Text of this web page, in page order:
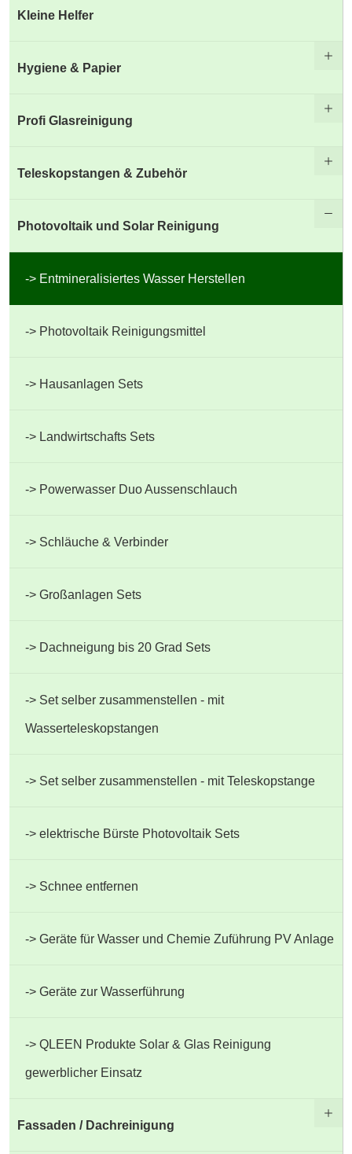
Kleine Helfer
Hygiene & Papier
Profi Glasreinigung
Teleskopstangen & Zubehör
Photovoltaik und Solar Reinigung
Entmineralisiertes Wasser Herstellen
Photovoltaik Reinigungsmittel
Hausanlagen Sets
Landwirtschafts Sets
Powerwasser Duo Aussenschlauch
Schläuche & Verbinder
Großanlagen Sets
Dachneigung bis 20 Grad Sets
Set selber zusammenstellen - mit
Wasserteleskopstangen
Set selber zusammenstellen - mit Teleskopstange
elektrische Bürste Photovoltaik Sets
Schnee entfernen
Geräte für Wasser und Chemie Zuführung PV Anlage
Geräte zur Wasserführung
QLEEN Produkte Solar & Glas Reinigung
gewerblicher Einsatz
Fassaden / Dachreinigung